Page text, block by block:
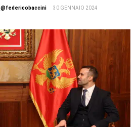
@federicobaccini 30 GENNAIO 2024